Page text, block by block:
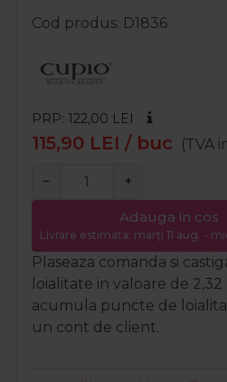
Cod produs D1836
PRP: 122,00 LEI
115,90 LEI / buc (TVA
− +
Adauga in cos
Livrare estimata: marți 11 aug. -
Plaseaza comanda si
loialitate in valoare de 2,32
acumula puncte de
un cont de client.